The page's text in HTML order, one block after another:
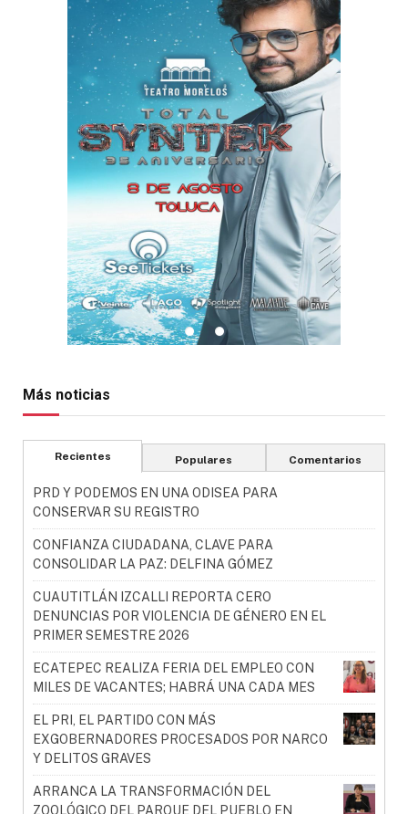
Más noticias
Recientes Populares Comentarios
PRD Y PODEMOS EN UNA ODISEA PARA
CONSERVAR SU REGISTRO
CONFIANZA CIUDADANA, CLAVE PARA
CONSOLIDAR LA PAZ: DELFINA GÓMEZ
CUAUTITLÁN IZCALLI REPORTA CERO
DENUNCIAS POR VIOLENCIA DE GÉNERO EN EL
PRIMER SEMESTRE 2026
ECATEPEC REALIZA FERIA DEL EMPLEO CON
MILES DE VACANTES; HABRÁ UNA CADA MES
EL PRI, EL PARTIDO CON MÁS
EXGOBERNADORES PROCESADOS POR NARCO
Y DELITOS GRAVES
ARRANCA LA TRANSFORMACIÓN DEL
ZOOLÓGICO DEL PARQUE DEL PUEBLO EN